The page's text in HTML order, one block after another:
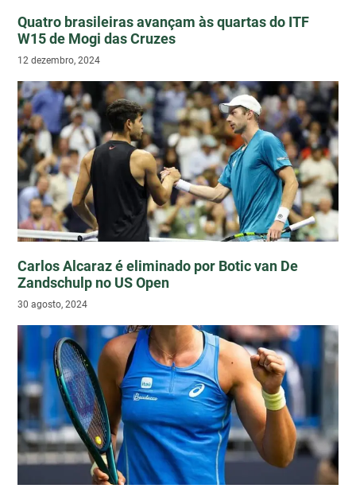
Quatro brasileiras avançam às quartas do ITF
W15 de Mogi das Cruzes
12 dezembro, 2024
Carlos Alcaraz é eliminado por Botic van De
Zandschulp no US Open
30 agosto, 2024